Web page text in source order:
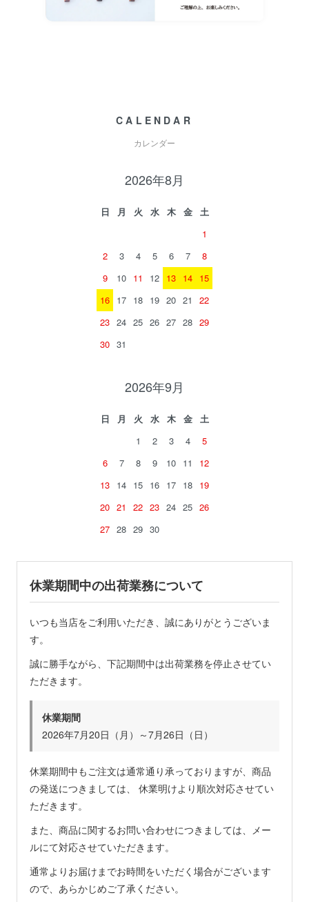
CALENDAR
カレンダー
2026年8月
日 月 火 水 木 金
土
1
2
3 4 5 6 7
8
9
10 11 12 13 14 15
16 17 18 19 20 21
22
23 24 25 26 27 28 29
30 31
2026年9月
日 月 火 水 木 金
土
1
2 3 4
5
6
7 8 9 10 11
12
13 14 15 16 17 18 19
20 21 22 23 24 25 26
27 28 29 30
休業期間中の出荷業務について
いつも当店をご利用いただき、誠にありがとうございま
す。
誠に勝手ながら、下記期間中は出荷業務を停止させてい
ただきます。
休業期間
2026年7月20日（月）～7月26日（日）
休業期間中もご注文は通常通り承っておりますが、商品
の発送につきましては、 休業明けより順次対応させてい
ただきます。
また、商品に関するお問い合わせにつきましては、メー
ルにて対応させていただきます。
通常よりお届けまでお時間をいただく場合がございます
ので、あらかじめご了承ください。